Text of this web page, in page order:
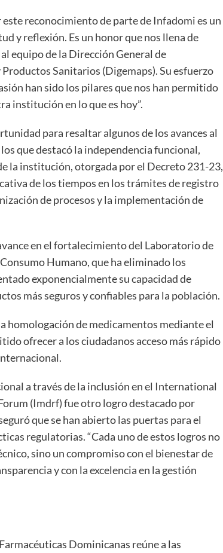
reconocimiento de parte de Infadomi es un
y reflexión. Es un honor que nos llena de
equipo de la Dirección General de
Sanitarios (Digemaps). Su esfuerzo
han sido los pilares que nos han permitido
institución en lo que es hoy”.
para resaltar algunos de los avances al
que destacó la independencia funcional,
la institución, otorgada por el Decreto 231-23,
de los tiempos en los trámites de registro
de procesos y la implementación de
en el fortalecimiento del Laboratorio de
Humano, que ha eliminado los
exponencialmente su capacidad de
más seguros y confiables para la población.
homologación de medicamentos mediante el
ofrecer a los ciudadanos acceso más rápido
a través de la inclusión en el International
(Imdrf) fue otro logro destacado por
que se han abierto las puertas para el
regulatorias. “Cada uno de estos logros no
sino un compromiso con el bienestar de
y con la excelencia en la gestión
Dominicanas reúne a las